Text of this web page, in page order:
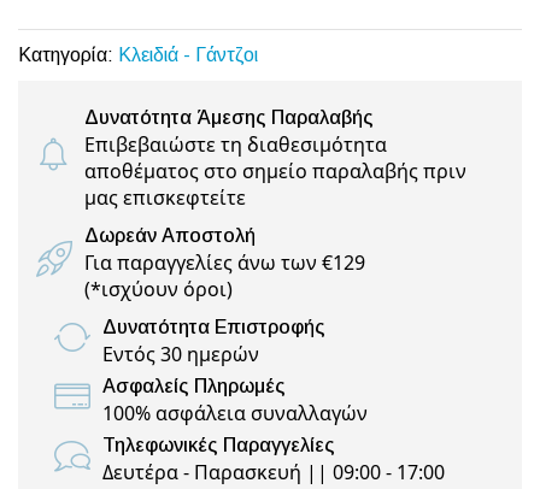
Κατηγορία: Κλειδιά - Γάντζοι
Δυνατότητα Άμεσης Παραλαβής
Επιβεβαιώστε τη διαθεσιμότητα
αποθέματος στο σημείο παραλαβής πριν
μας επισκεφτείτε
Δωρεάν Αποστολή
Για παραγγελίες άνω των €129
(*ισχύουν όροι)
Δυνατότητα Επιστροφής
Εντός 30 ημερών
Ασφαλείς Πληρωμές
100% ασφάλεια συναλλαγών
Τηλεφωνικές Παραγγελίες
Δευτέρα - Παρασκευή || 09:00 - 17:00